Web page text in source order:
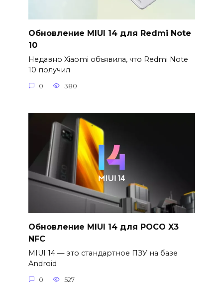
Обновление MIUI 14 для Redmi Note
10
Недавно Xiaomi объявила, что Redmi Note
10 получил
0 380
Обновление MIUI 14 для POCO X3
NFC
MIUI 14 — это стандартное ПЗУ на базе
Android
0 527